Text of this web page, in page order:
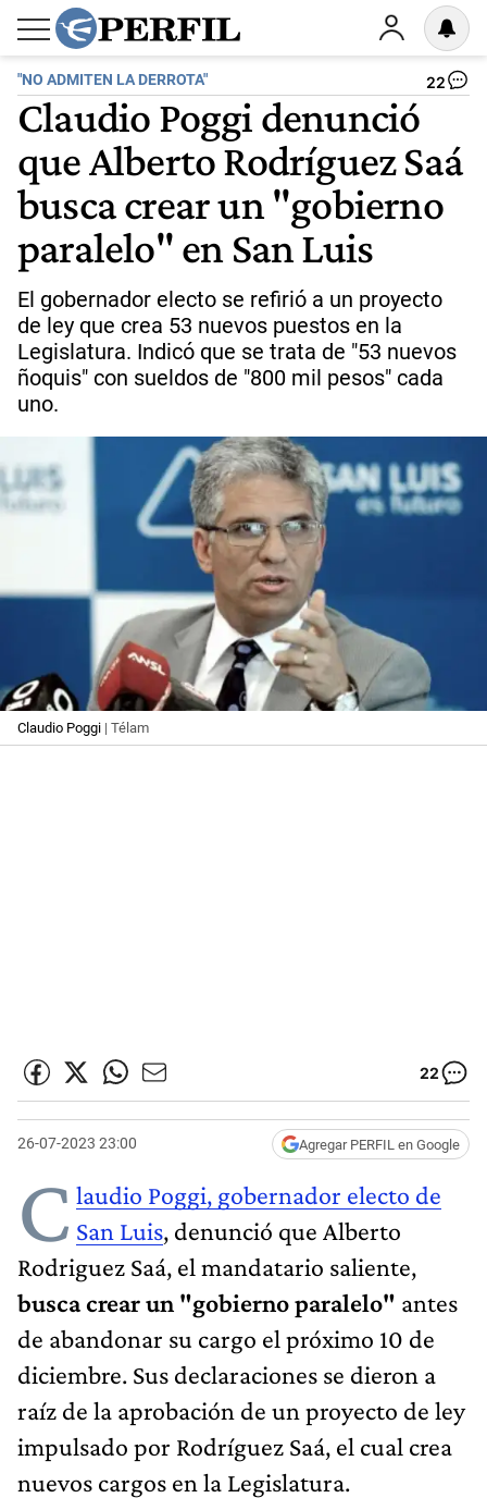
"NO ADMITEN LA DERROTA" 22
Claudio Poggi denunció
que Alberto Rodríguez Saá
busca crear un "gobierno
paralelo" en San Luis
El gobernador electo se refirió a un proyecto
de ley que crea 53 nuevos puestos en la
Legislatura. Indicó que se trata de "53 nuevos
ñoquis" con sueldos de "800 mil pesos" cada
uno.
Claudio Poggi | Télam
22
26-07-2023 23:00 Agregar PERFIL en Google
C laudio Poggi, gobernador electo de
San Luis, denunció que Alberto
Rodriguez Saá, el mandatario saliente,
busca crear un "gobierno paralelo" antes
de abandonar su cargo el próximo 10 de
diciembre. Sus declaraciones se dieron a
raíz de la aprobación de un proyecto de ley
impulsado por Rodríguez Saá, el cual crea
nuevos cargos en la Legislatura.